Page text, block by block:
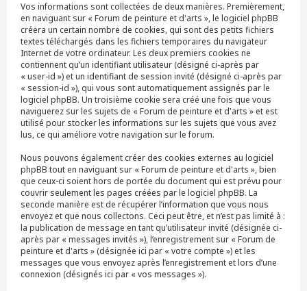
Vos informations sont collectées de deux manières. Premièrement,
en naviguant sur « Forum de peinture et d'arts », le logiciel phpBB
créera un certain nombre de cookies, qui sont des petits fichiers
textes téléchargés dans les fichiers temporaires du navigateur
Internet de votre ordinateur. Les deux premiers cookies ne
contiennent qu’un identifiant utilisateur (désigné ci-après par
« user-id ») et un identifiant de session invité (désigné ci-après par
« session-id »), qui vous sont automatiquement assignés par le
logiciel phpBB. Un troisième cookie sera créé une fois que vous
naviguerez sur les sujets de « Forum de peinture et d'arts » et est
utilisé pour stocker les informations sur les sujets que vous avez
lus, ce qui améliore votre navigation sur le forum.
Nous pouvons également créer des cookies externes au logiciel
phpBB tout en naviguant sur « Forum de peinture et d'arts », bien
que ceux-ci soient hors de portée du document qui est prévu pour
couvrir seulement les pages créées par le logiciel phpBB. La
seconde manière est de récupérer l’information que vous nous
envoyez et que nous collectons. Ceci peut être, et n’est pas limité à :
la publication de message en tant qu’utilisateur invité (désignée ci-
après par « messages invités »), l’enregistrement sur « Forum de
peinture et d'arts » (désignée ici par « votre compte ») et les
messages que vous envoyez après l’enregistrement et lors d’une
connexion (désignés ici par « vos messages »).